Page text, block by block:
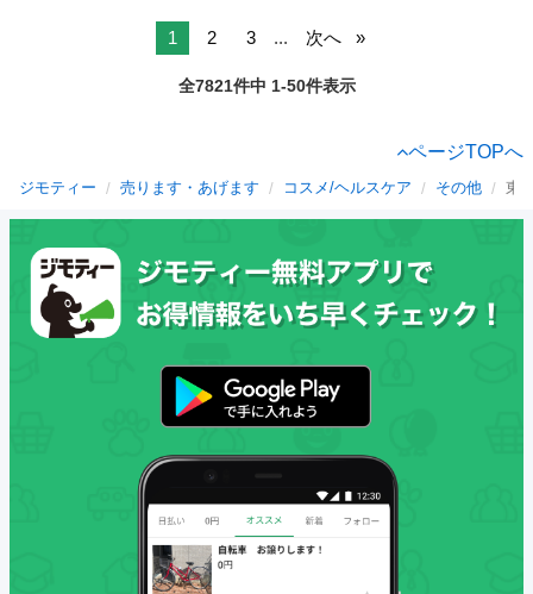
1 2 3 ... 次へ
全7821件中 1-50件表示
ページTOPへ
ジモティー 売ります・あげます コスメ/ヘルスケア その他 東